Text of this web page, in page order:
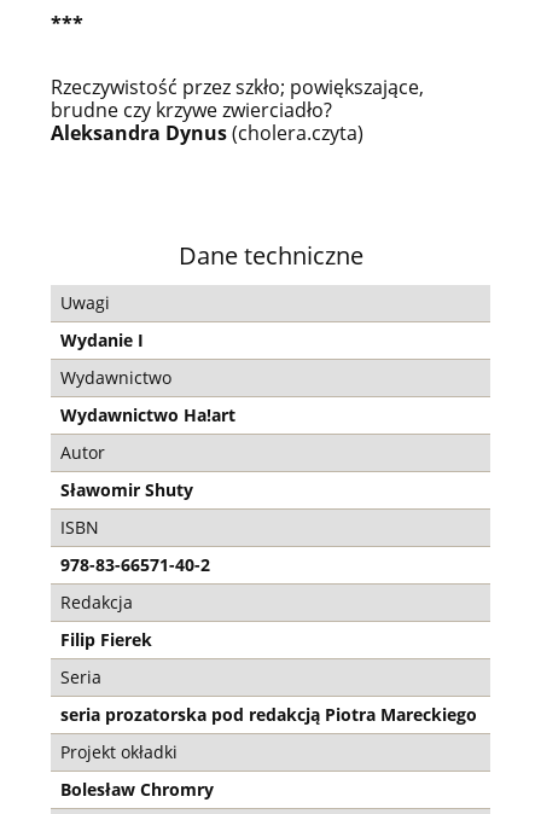
***
Rzeczywistość przez szkło; powiększające,
brudne czy krzywe zwierciadło?
Aleksandra Dynus(cholera.czyta)
Dane techniczne
Uwagi
Wydanie I
Wydawnictwo
Wydawnictwo Ha!art
Autor
Sławomir Shuty
ISBN
978-83-66571-40-2
Redakcja
Filip Fierek
Seria
seria prozatorska pod redakcją Piotra Mareckiego
Projekt okładki
Bolesław Chromry